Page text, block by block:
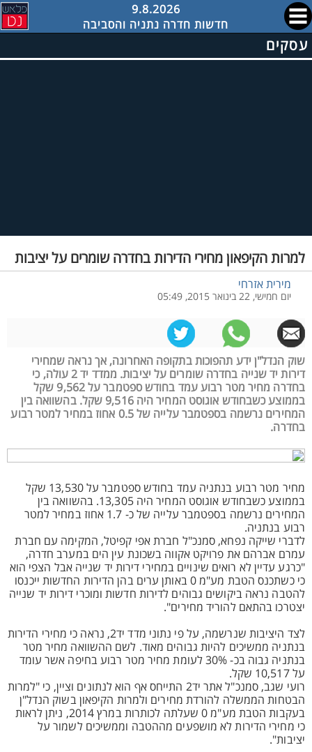
9.8.2026
חדשות חדרה נתניה והסביבה
עסקים
למרות הקיפאון מחירי הדירות בחדרה שומרים על יציבות
מירית אזרחי
יום חמישי, 22 בינואר 2015, 05:49
שוק הנדל"ן ידע תהפוכות בתקופה האחרונה, אך נראה שמחירי
דירות יד שנייה בחדרה שומרים על יציבות. ממדד יד 2 עולה, כי
בחדרה מחיר מטר רבוע עמד בחודש ספטמבר על 9,562 שקל
בממוצע כשבחודש אוגוסט המחיר היה 9,516 שקל. בהשוואה בין
המחירים נרשמה בספטמבר עלייה של 0.5 אחוז במחיר למטר רבוע
בחדרה.
מחיר מטר רבוע בנתניה עמד בחודש ספטמבר על 13,530 שקל
בממוצע כשבחודש אוגוסט המחיר היה 13,305. בהשוואה בין
המחירים נרשמה בספטמבר עלייה של כ- 1.7 אחוז במחיר למטר
רבוע בנתניה.
לדברי שייקה נפחא, סמנכ"ל חברת אפי קפיטל, המקימה עם חברת
עמרם אברהם את פרויקט אקווה בשכונת עין הים במערב חדרה,
"כרגע עדיין לא רואים שינויים במחירי דירות יד שנייה אבל הצפי הוא
כי כשתכנס הטבת מע"מ 0 באותן ערים בהן הדירות החדשות ייכנסו
להטבה נראה ביקושים גבוהים לדירות חדשות ומוכרי דירות יד שנייה
יצטרכו בהתאם להוריד מחירים".
לצד היציבות שנרשמה, על פי נתוני מדד יד2, נראה כי מחירי הדירות
בנתניה ממשיכים להיות גבוהים מאוד. לשם ההשוואה מחיר מטר
בנתניה גבוה בכ- 30% לעומת מחיר מטר רבוע בחיפה אשר עומד
על 10,517 שקל.
רועי שגב, סמנכ"ל אתר יד2 התייחס אף הוא לנתונים וציין, כי "למרות
הבטחות הממשלה להורדת מחירים ולמרות הקיפאון בשוק הנדל"ן
בעקבות הטבת מע"מ 0 שעלתה לכותרות במרץ 2014, ניתן לראות
כי מחירי הדירות לא מושפעים מההטבה וממשיכים לשמור על
יציבות".